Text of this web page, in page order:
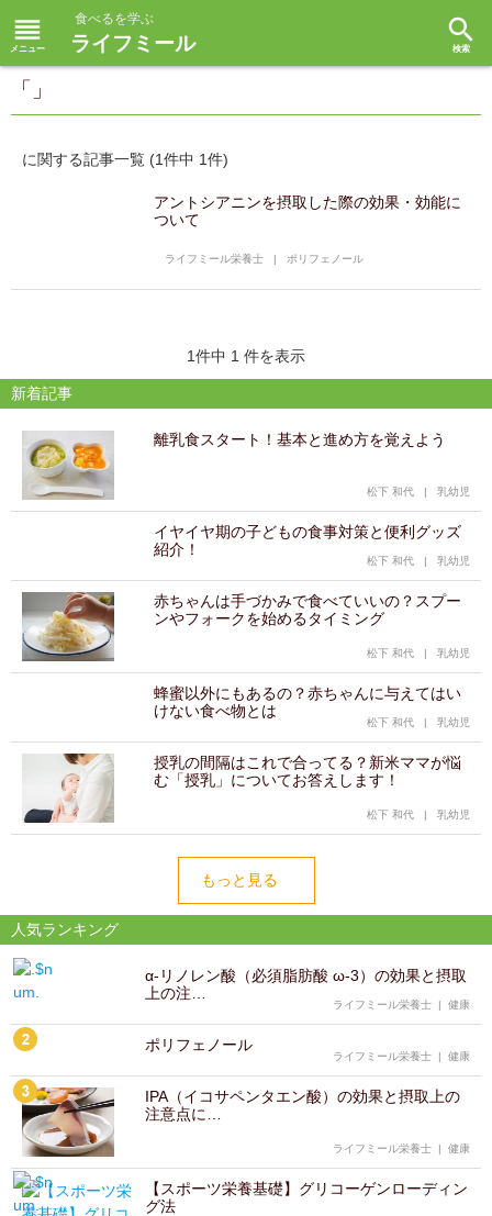
reorder 食べるを学ぶ
ライフミール search
「」
に関する記事一覧 (1件中 1件)
アントシアニンを摂取した際の効果・効能に
ついて
ライフミール栄養士 | ポリフェノール
1件中 1 件を表示
新着記事
離乳食スタート！基本と進め方を覚えよう
松下 和代 | 乳幼児
イヤイヤ期の子どもの食事対策と便利グッズ
紹介！
松下 和代 | 乳幼児
赤ちゃんは手づかみで食べていいの？スプー
ンやフォークを始めるタイミング
松下 和代 | 乳幼児
蜂蜜以外にもあるの？赤ちゃんに与えてはい
けない食べ物とは
松下 和代 | 乳幼児
授乳の間隔はこれで合ってる？新米ママが悩
む「授乳」についてお答えします！
松下 和代 | 乳幼児
もっと見る
人気ランキング
α-リノレン酸（必須脂肪酸 ω-3）の効果と摂取
上の注…
ライフミール栄養士 | 健康
ポリフェノール
ライフミール栄養士 | 健康
IPA（イコサペンタエン酸）の効果と摂取上の
注意点に…
ライフミール栄養士 | 健康
【スポーツ栄養基礎】グリコーゲンローディン
グ法